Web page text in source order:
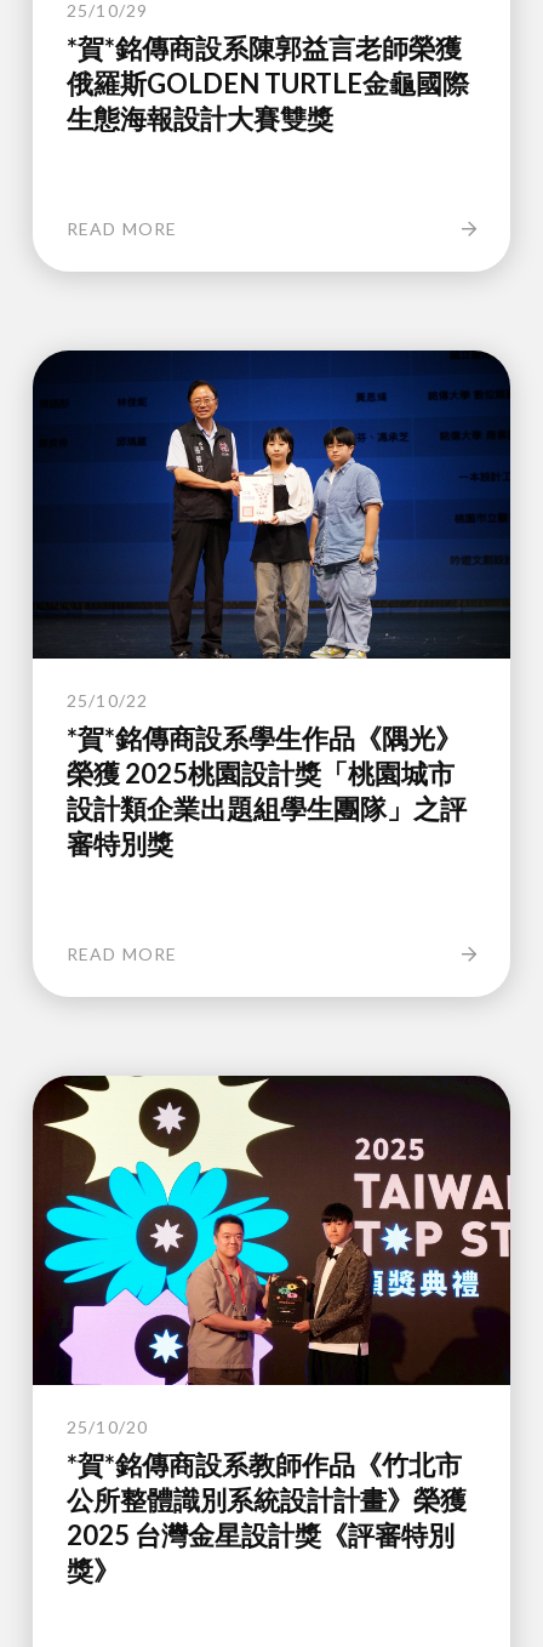
25/10/29
*賀*銘傳商設系陳郭益言老師榮獲
俄羅斯GOLDEN TURTLE金龜國際
生態海報設計大賽雙獎
READ MORE
25/10/22
*賀*銘傳商設系學生作品《隅光》
榮獲 2025桃園設計獎「桃園城市
設計類企業出題組學生團隊」之評
審特別獎
READ MORE
25/10/20
*賀*銘傳商設系教師作品《竹北市
公所整體識別系統設計計畫》榮獲
2025 台灣金星設計獎《評審特別
獎》